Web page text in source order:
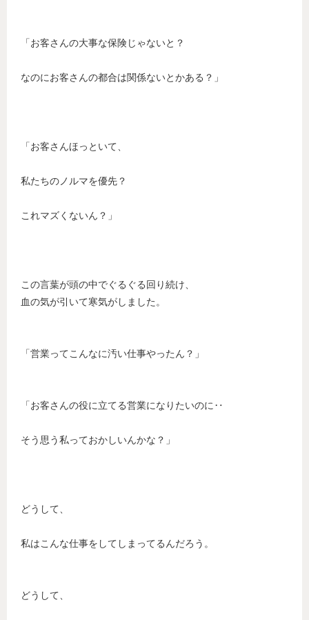
「お客さんの大事な保険じゃないと？
なのにお客さんの都合は関係ないとかある？」
「お客さんほっといて、
私たちのノルマを優先？
これマズくないん？」
この言葉が頭の中でぐるぐる回り続け、
血の気が引いて寒気がしました。
「営業ってこんなに汚い仕事やったん？」
「お客さんの役に立てる営業になりたいのに‥
そう思う私っておかしいんかな？」
どうして、
私はこんな仕事をしてしまってるんだろう。
どうして、